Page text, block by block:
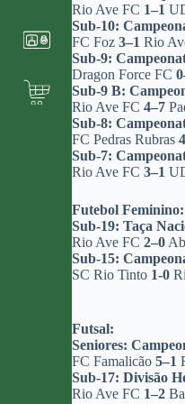
Rio Ave FC 1–1
Sub-10:
FC Foz 3–1 Rio
Sub-9:
Dragon Force FC
Sub-9 B:
Rio Ave FC 4–7
Sub-8:
FC Pedras Rubras
Sub-7:
Rio Ave FC 3–1
Futebol Feminino:
Sub-19: Taça
Rio Ave FC 2–0
Sub-15:
SC Rio Tinto 1-0
Futsal:
Seniores:
FC Famalicão 5–1
Sub-17: Divisão
Rio Ave FC 1–2